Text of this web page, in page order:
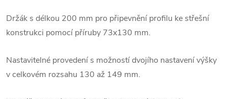
Držák s délkou 200 mm pro připevnění profilu ke střešní
konstrukci pomocí příruby 73x130 mm.
Nastavitelné provedení s možností dvojího nastavení výšky
v celkovém rozsahu 130 až 149 mm.